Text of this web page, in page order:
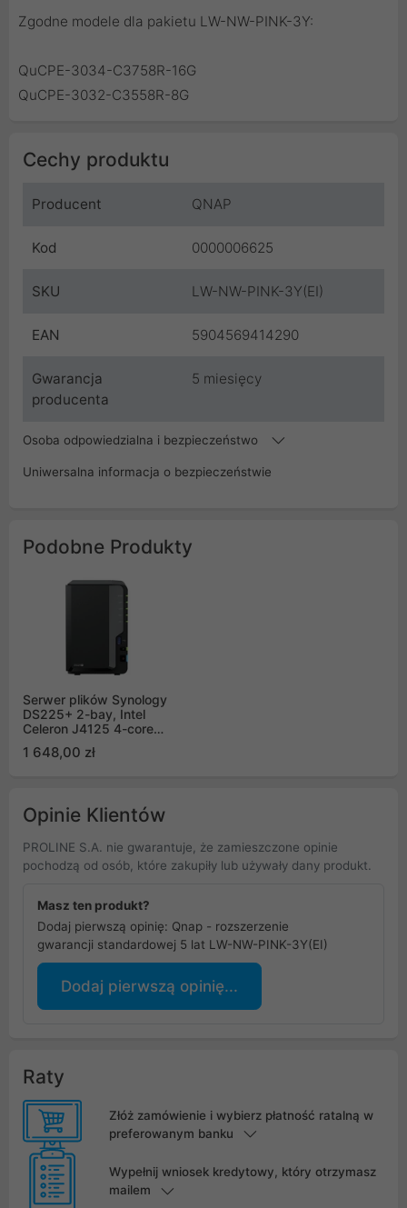
Zgodne modele dla pakietu LW-NW-PINK-3Y:
QuCPE-3034-C3758R-16G
QuCPE-3032-C3558R-8G
Cechy produktu
Producent QNAP
Kod 0000006625
SKU LW-NW-PINK-3Y(EI)
EAN 5904569414290
Gwarancja
producenta
5 miesięcy
Osoba odpowiedzialna i bezpieczeństwo
Uniwersalna informacja o bezpieczeństwie
Podobne Produkty
Serwer plików Synology
DS225+ 2-bay, Intel
Celeron J4125 4-core
RAM, 1x2,5 GbE, 1xGbE
1 648,00 zł
Opinie Klientów
PROLINE S.A. nie gwarantuje, że zamieszczone opinie
pochodzą od osób, które zakupiły lub używały dany produkt.
Masz ten produkt?
Dodaj pierwszą opinię: Qnap - rozszerzenie
gwarancji standardowej 5 lat LW-NW-PINK-3Y(EI)
Dodaj pierwszą opinię...
Raty
Złóż zamówienie i wybierz płatność ratalną w
preferowanym banku
Wypełnij wniosek kredytowy, który otrzymasz
mailem